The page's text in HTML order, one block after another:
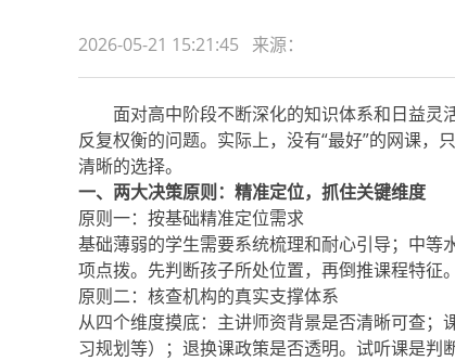
2026-05-21 15:21:45 来源：
面对高中阶段不断深化的知识体系和日益灵
反复权衡的问题。实际上，没有“最好”的网课，
清晰的选择。
一、两大决策原则：精准定位，抓住关键维度
原则一：按基础精准定位需求
基础薄弱的学生需要系统梳理和耐心引导；中
项点拨。先判断孩子所处位置，再倒推课程特征。
原则二：核查机构的真实支撑体系
从四个维度摸底：主讲师资背景是否清晰可查
习规划等）；退换课政策是否透明。试听课是判